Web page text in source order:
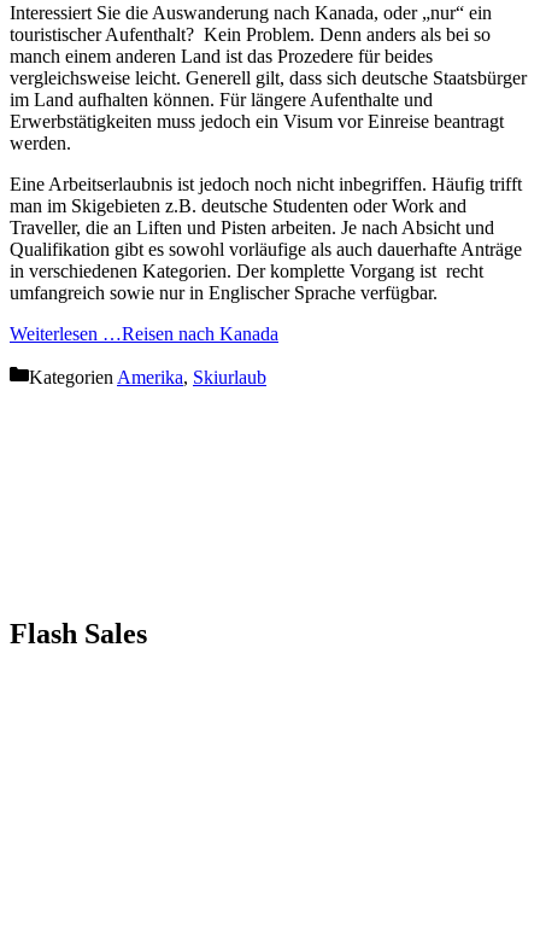
Interessiert Sie die Auswanderung nach Kanada, oder „nur“ ein
touristischer Aufenthalt? Kein Problem. Denn anders als bei so
manch einem anderen Land ist das Prozedere für beides
vergleichsweise leicht. Generell gilt, dass sich deutsche Staatsbürger
im Land aufhalten können. Für längere Aufenthalte und
Erwerbstätigkeiten muss jedoch ein Visum vor Einreise beantragt
werden.
Eine Arbeitserlaubnis ist jedoch noch nicht inbegriffen. Häufig trifft
man im Skigebieten z.B. deutsche Studenten oder Work and
Traveller, die an Liften und Pisten arbeiten. Je nach Absicht und
Qualifikation gibt es sowohl vorläufige als auch dauerhafte Anträge
in verschiedenen Kategorien. Der komplette Vorgang ist recht
umfangreich sowie nur in Englischer Sprache verfügbar.
Weiterlesen …Reisen nach Kanada
Kategorien Amerika, Skiurlaub
Flash Sales